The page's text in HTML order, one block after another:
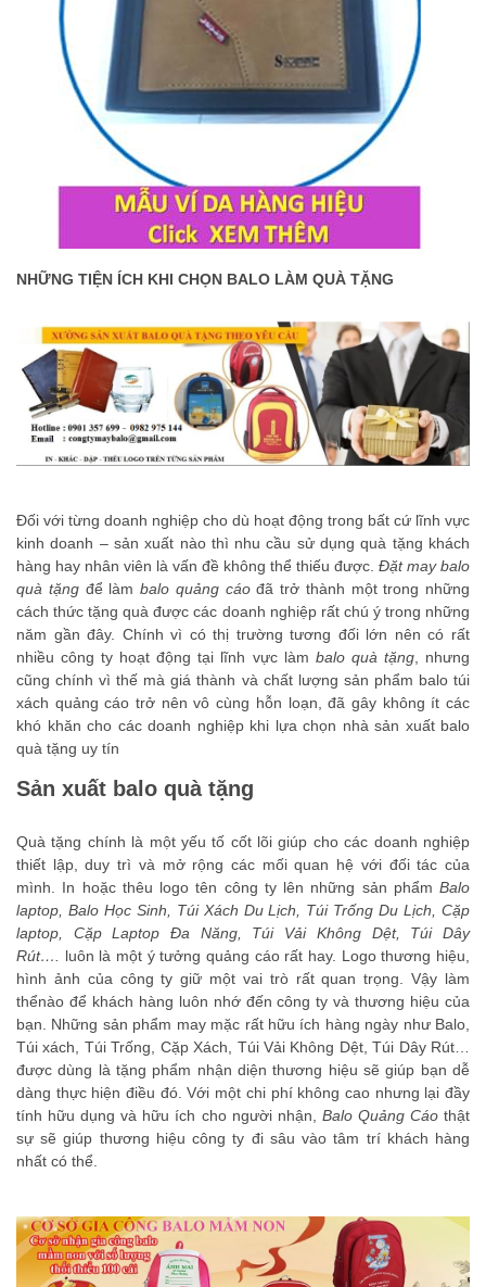
NHỮNG TIỆN ÍCH KHI CHỌN BALO LÀM QUÀ TẶNG
Đối với từng doanh nghiệp cho dù hoạt động trong bất cứ lĩnh vực
kinh doanh – sản xuất nào thì nhu cầu sử dụng quà tặng khách
hàng hay nhân viên là vấn đề không thể thiếu được. Đặt may balo
quà tặng để làm balo quảng cáo đã trở thành một trong những
cách thức tặng quà được các doanh nghiệp rất chú ý trong những
năm gần đây. Chính vì có thị trường tương đối lớn nên có rất
nhiều công ty hoạt động tại lĩnh vực làm balo quà tặng, nhưng
cũng chính vì thế mà giá thành và chất lượng sản phẩm balo túi
xách quảng cáo trở nên vô cùng hỗn loạn, đã gây không ít các
khó khăn cho các doanh nghiệp khi lựa chọn nhà sản xuất balo
quà tặng uy tín
Sản xuất balo quà tặng
Quà tặng chính là một yếu tố cốt lõi giúp cho các doanh nghiệp
thiết lập, duy trì và mở rộng các mối quan hệ với đối tác của
mình. In hoặc thêu logo tên công ty lên những sản phẩm Balo
laptop, Balo Học Sinh, Túi Xách Du Lịch, Túi Trống Du Lịch, Cặp
laptop, Cặp Laptop Đa Năng, Túi Vải Không Dệt, Túi Dây
Rút….
luôn là một ý tưởng quảng cáo rất hay. Logo thương hiệu,
hình ảnh của công ty giữ một vai trò rất quan trọng. Vậy làm
thểnào để khách hàng luôn nhớ đến công ty và thương hiệu của
bạn. Những sản phẩm may mặc rất hữu ích hàng ngày như Balo,
Túi xách, Túi Trống, Cặp Xách, Túi Vải Không Dệt, Túi Dây Rút…
được dùng là tặng phẩm nhận diện thương hiệu sẽ giúp bạn dễ
dàng thực hiện điều đó. Với một chi phí không cao nhưng lại đầy
tính hữu dụng và hữu ích cho người nhận,
Balo Quảng Cáothật
sự sẽ giúp thương hiệu công ty đi sâu vào tâm trí khách hàng
nhất có thể.